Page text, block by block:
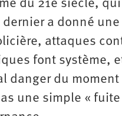
du 21e siècle,
a donné
attaques
font système,
danger du
une simple «